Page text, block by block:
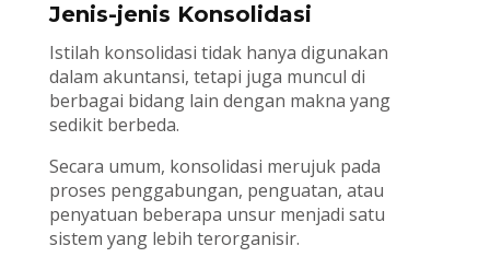
Jenis-jenis Konsolidasi
Istilah konsolidasi tidak hanya digunakan
dalam akuntansi, tetapi juga muncul di
berbagai bidang lain dengan makna yang
sedikit berbeda.
Secara umum, konsolidasi merujuk pada
proses penggabungan, penguatan, atau
penyatuan beberapa unsur menjadi satu
sistem yang lebih terorganisir.